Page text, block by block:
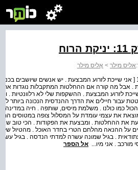
הרוח
אליס מילר > אֶליס מילר
] 151 [ אני שייכת לזרוע המבצעת . יש אנשים שיושבים
. אבל מה קורה אם ההחלטות המתקבלות נוגדות את
לזרוע המבצעת . ההשקפות שלי לא רלוונטיות .
עבור חיילים את הדרך ההנדסית הנכונה ביותר
כמו כולנו . משלמת מיסים, שותפה . חיה
את עצמי עומדת על המסלול צופה במטוסים
את ההחלטות . ומבצעת את הפקודות . הכי טוב
על ההנאה מהלחם הטרי בחדר האוכל . מהטיול של
. בגיל שמונה עשרה למדתי הנדסה . בגיל
מורכב . אני מיו... אל הספר